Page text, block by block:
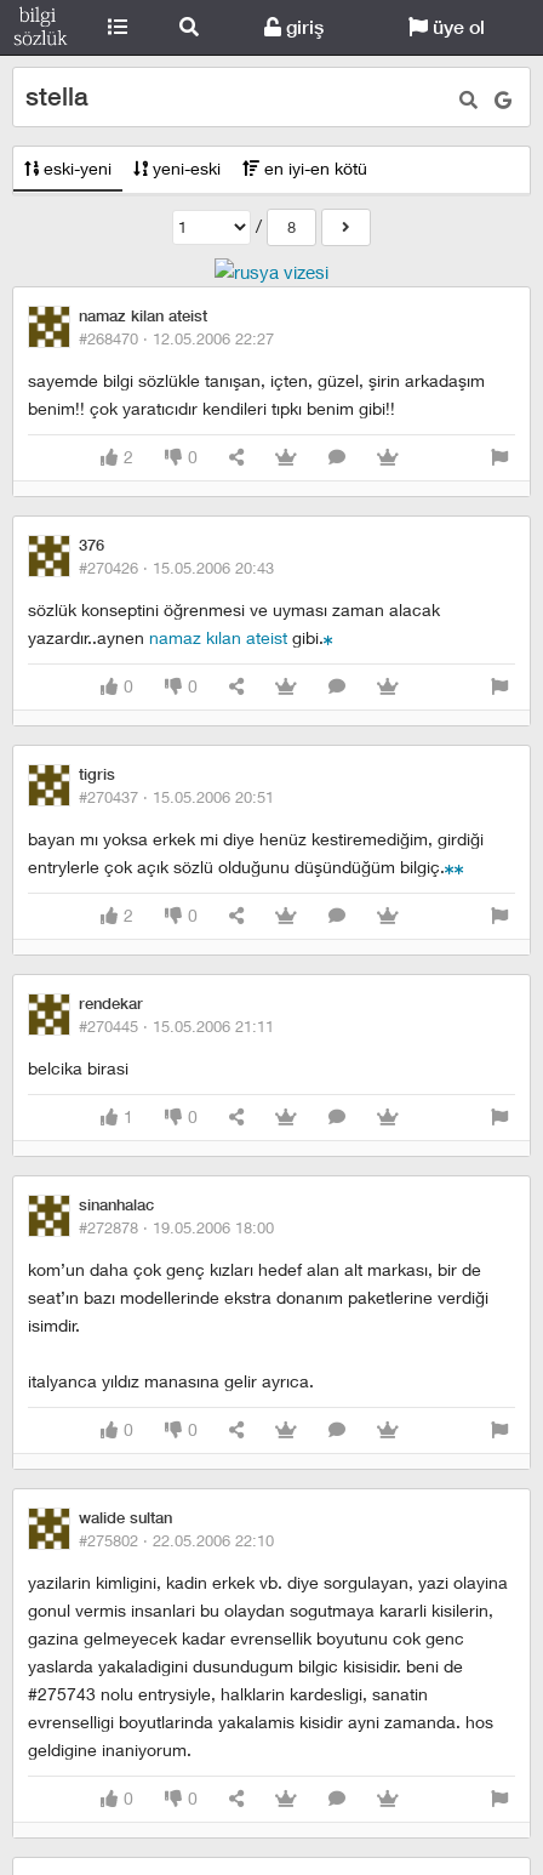
giriş üye ol
stella
eski-yeni yeni-eski en iyi-en kötü
/ 8
namaz kilan ateist
#268470 · 12.05.2006 22:27
sayemde bilgi sözlükle tanışan, içten, güzel, şirin arkadaşım
benim!! çok yaratıcıdır kendileri tıpkı benim gibi!!
2 0
376
#270426 · 15.05.2006 20:43
sözlük konseptini öğrenmesi ve uyması zaman alacak
yazardır..aynen namaz kılan ateist gibi.
0 0
tigris
#270437 · 15.05.2006 20:51
bayan mı yoksa erkek mi diye henüz kestiremediğim, girdiği
entrylerle çok açık sözlü olduğunu düşündüğüm bilgiç.
2 0
rendekar
#270445 · 15.05.2006 21:11
belcika birasi
1 0
sinanhalac
#272878 · 19.05.2006 18:00
kom’un daha çok genç kızları hedef alan alt markası, bir de
seat’ın bazı modellerinde ekstra donanım paketlerine verdiği
isimdir.
italyanca yıldız manasına gelir ayrıca.
0 0
walide sultan
#275802 · 22.05.2006 22:10
yazilarin kimligini, kadin erkek vb. diye sorgulayan, yazi olayina
gonul vermis insanlari bu olaydan sogutmaya kararli kisilerin,
gazina gelmeyecek kadar evrensellik boyutunu cok genc
yaslarda yakaladigini dusundugum bilgic kisisidir. beni de
#275743 nolu entrysiyle, halklarin kardesligi, sanatin
evrenselligi boyutlarinda yakalamis kisidir ayni zamanda. hos
geldigine inaniyorum.
0 0